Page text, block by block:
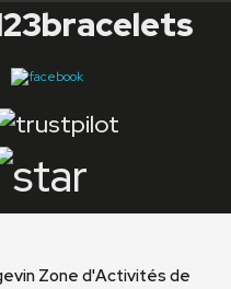
Zone d'Activités de